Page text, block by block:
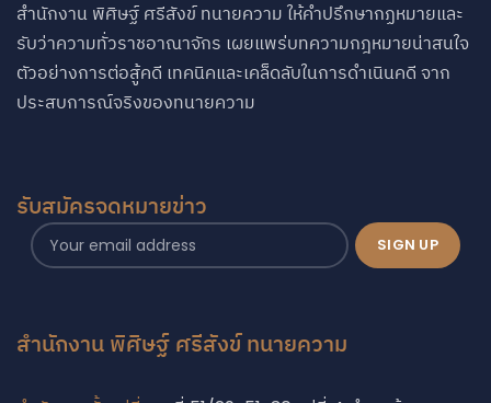
สำนักงาน พิศิษฐ์ ศรีสังข์ ทนายความ ให้คำปรึกษากฏหมายและ
รับว่าความทั่วราชอาณาจักร เผยแพร่บทความกฎหมายน่าสนใจ
ตัวอย่างการต่อสู้คดี เทคนิคและเคล็ดลับในการดำเนินคดี จาก
ประสบการณ์จริงของทนายความ
รับสมัครจดหมายข่าว
สำนักงาน พิศิษฐ์ ศรีสังข์ ทนายความ